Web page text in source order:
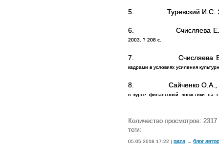
5. Туревский И.С.
6. Счисляева
2003. ? 208 с.
7. Счисляева
кадрами в условиях усиления
8. Сайченко
в курсе финансовой логистики на
Количество просмотров: 2317
теги:
05.05.2018 17:22 | qaza → блог